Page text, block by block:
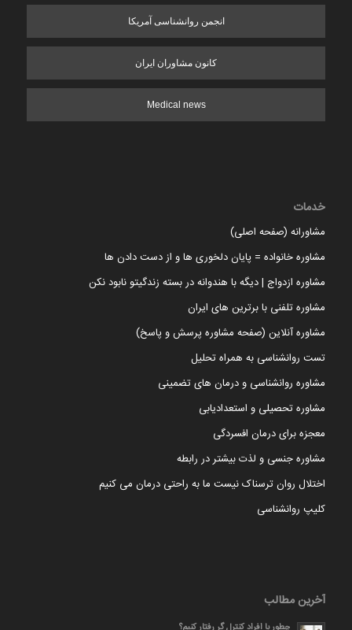
انجمن روانشناسی آمریکا
کانون مشاوران ایران
Medical news
خدمات
مشاورانه (صفحه اصلی)
مشاوره خانواده = پایان دلخوری ها و از دست دادن ها
مشاوره ازدواج | دیگه با هندوانه در بسته زندگیتو نابود نکن
مشاوره تلفنی با برترین های ایران
مشاوره آنلاین (صفحه مشاوره پرسش و پاسخ)
تست روانشناسی به همراه تحلیل
مشاوره روانشناسی و درمان های تضمینی
مشاوره تحصیلی و استعدادیابی
معجزه برای درمان افسردگی
مشاوره جنسی و لذت بیشتر در رابطه
اختلال روان ترسناک نیست ما به راحتی درمان می کنیم
کلیپ روانشناسی
آخرین مطالب